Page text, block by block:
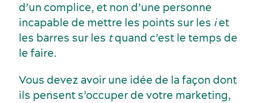
d’un complice, et non d’une personne
incapable de mettre les points sur les iet
les barres sur les tquand c’est le temps de
le faire.
Vous devez avoir une idée de la façon dont
ils pensent s’occuper de votre marketing,